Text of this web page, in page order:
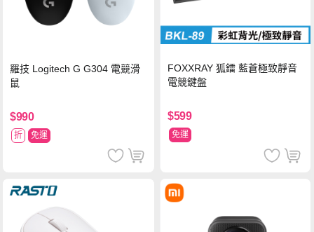
羅技 Logitech G G304 電競滑
鼠
$990
折 免運
FOXXRAY 狐鐳 藍蒼極致靜音
電競鍵盤
$599
免運